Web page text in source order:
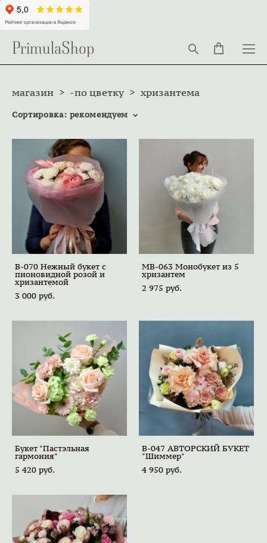
PrimulaShop
магазин > -по цветку > хризантема
Сортировка: рекомендуем
B-070 Нежный букет с
пионовидной розой и
хризантемой
3 000 pуб.
MB-063 Монобукет из 5
хризантем
2 975 pуб.
Букет "Пастэльная
гармония"
5 420 pуб.
B-047 АВТОРСКИЙ БУКЕТ
"Шиммер"
4 950 pуб.